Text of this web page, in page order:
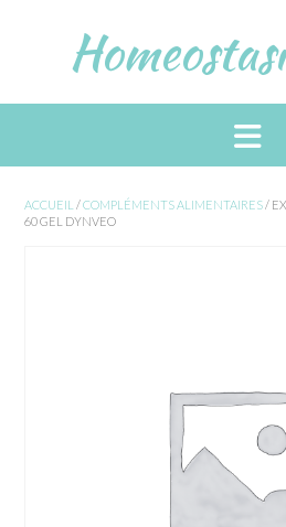
ACCUEIL /COMPLÉMENTS ALIMENTAIRES/
60 GEL DYNVEO